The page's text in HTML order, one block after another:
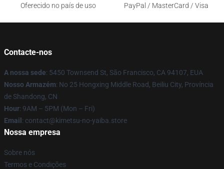
Oferecido no país de uso
PayPal / MasterCard / Visa
Contacte-nos
A nossa sede: 5450 Townsend St, São Francisco, CA 94107, EUA
Nosso Armazém: No 25 Hongxing Middle Road, Beiliu City, Província
de Shandong, CN
Hour: 9AM – 5PM (Mon – Fri)
Email : contact@kimetsu-no-yaiba.store
Nossa empresa
Sobre nós
Termos e Condições